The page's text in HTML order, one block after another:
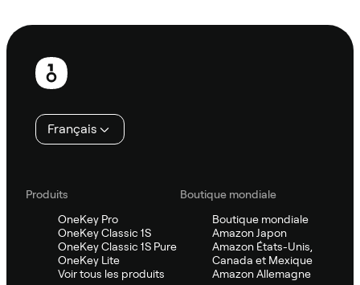
Pied
page
Français
Produits
OneKey Pro
OneKey Classic 1S
OneKey Classic 1S Pure
OneKey Lite
Voir tous les produits
Boutique mondiale
Boutique mondiale
Amazon Japon
Amazon États-Unis,
Canada et Mexique
Amazon Allemagne